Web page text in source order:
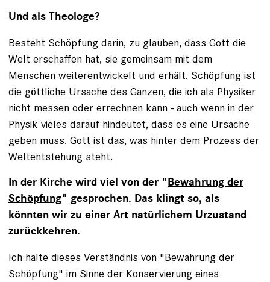
Und als Theologe?
Besteht Schöpfung darin, zu glauben, dass Gott die
Welt erschaffen hat, sie gemeinsam mit dem
Menschen weiterentwickelt und erhält. Schöpfung ist
die göttliche Ursache des Ganzen, die ich als Physiker
nicht messen oder errechnen kann - auch wenn in der
Physik vieles darauf hindeutet, dass es eine Ursache
geben muss. Gott ist das, was hinter dem Prozess der
Weltentstehung steht.
In der Kirche wird viel von der "Bewahrung der
Schöpfung" gesprochen. Das klingt so, als
könnten wir zu einer Art natürlichem Urzustand
zurückkehren.
Ich halte dieses Verständnis von "Bewahrung der
Schöpfung" im Sinne der Konservierung eines